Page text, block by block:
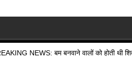
NEWS: बम बनवाने वालों को होती थी